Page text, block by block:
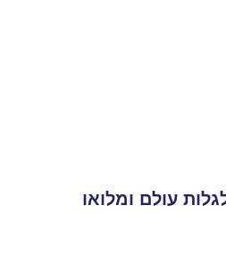
עולם ומלואו